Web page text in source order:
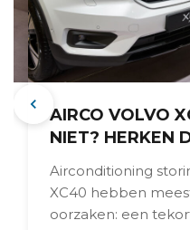
AIRCO VOLVO
NIET? HERKEN
Airconditioning
XC40 hebben
oorzaken: een